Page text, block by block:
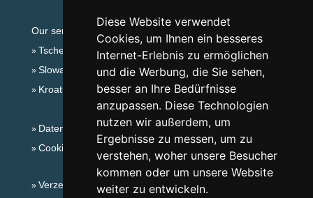
Diese Website verwendet
Cookies, um Ihnen ein besseres
Internet-Erlebnis zu ermöglichen
und die Werbung, die Sie sehen,
besser an Ihre Bedürfnisse
anzupassen. Diese Technologien
nutzen wir außerdem, um
Ergebnisse zu messen, um zu
verstehen, woher unsere Besucher
kommen oder um unsere Website
weiter zu entwickeln.
Our servers:
Tschechische Gebirge
Slowakische Gebirge
Kroatien
Datenschutz
Cookies
Verzeichnis der Unterkunft